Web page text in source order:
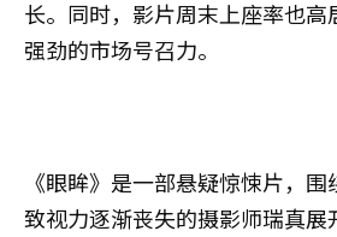
长。同时，影片周末上座率也
强劲的市场号召力。
《眼眸》是一部悬疑惊悚片，
致视力逐渐丧失的摄影师瑞真展